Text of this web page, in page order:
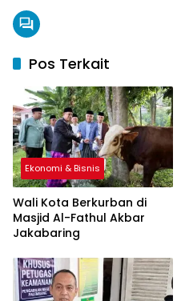
Pos Terkait
Ekonomi & Bisnis
Wali Kota Berkurban di
Masjid Al-Fathul Akbar
Jakabaring